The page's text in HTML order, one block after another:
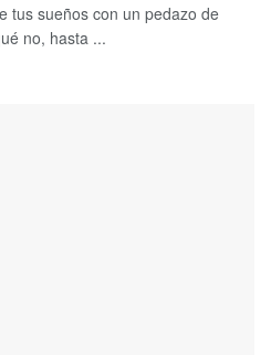
tus sueños con un pedazo de
no, hasta ...